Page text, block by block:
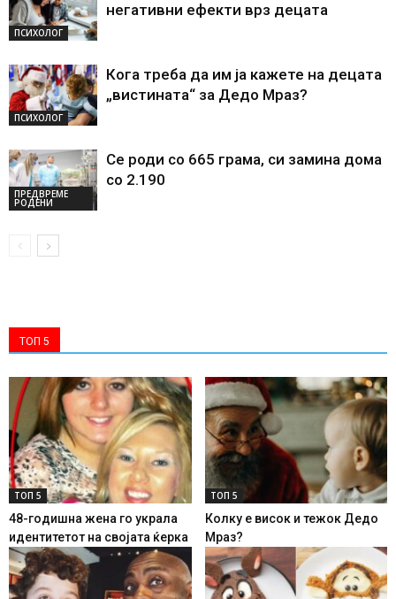
ПСИХОЛОГ
негативни ефекти врз децата
ПСИХОЛОГ
Кога треба да им ја кажете на децата
„вистината“ за Дедо Мраз?
ПРЕДВРЕМЕ
РОДЕНИ
Се роди со 665 грама, си замина дома
со 2.190
ТОП 5
ТОП 5
48-годишна жена го украла
идентитетот на својата ќерка
ТОП 5
Колку е висок и тежок Дедо
Мраз?